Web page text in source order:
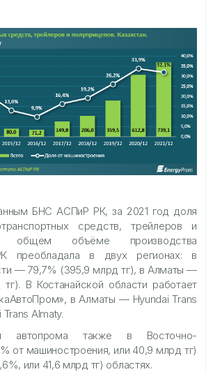
БНС АСПиР РК, за 2021 год доля
средств, трейлеров и
общем объёме производства
преобладала в двух регионах: в
— 79,7% (395,9 млрд тг), в Алматы —
В Костанайской области работает
в Алматы — Hyundai Trans
Almaty.
автопрома также в Восточно-
от машиностроения, или 40,9 млрд тг)
или 41,6 млрд тг) областях.